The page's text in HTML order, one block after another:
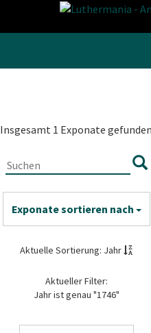
Insgesamt 1 Exponate gefunden
Exponate sortieren nach
Aktuelle Sortierung: Jahr
Aktueller Filter:
Jahr ist genau "1746"